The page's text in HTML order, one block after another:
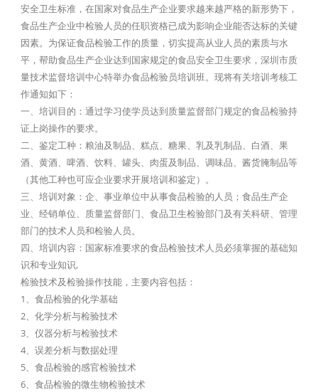
安全卫生标准，在国家对食品生产企业要求越来越严格的新形势下，
食品生产企业中检验人员的任职资格已成为影响企业能否达标的关键
因素。为保证食品检验工作的质量，切实提高从业人员的素质与水
平，帮助食品生产企业达到国家规定的食品安全卫生要求，深圳市质
量技术监督培训中心特举办食品检验员培训班。现将有关培训考核工
作通知如下：
一、培训目的：通过学习使学员达到质量监督部门规定的食品检验持
证上岗操作的要求。
二、鉴定工种：粮油及制品、糕点、糖果、乳及乳制品、白酒、果
酒、黄酒、啤酒、饮料、罐头、肉蛋及制品、调味品、酱货腌制品等
（其他工种也可应企业要求开展培训和鉴定）。
三、培训对象：企、事业单位中从事食品检验的人员；食品生产企
业、经销单位、质量监督部门、食品卫生检验部门及有关科研、管理
部门的技术人员和检验人员。
四、培训内容：国家标准要求的食品检验技术人员必须掌握的基础知
识和专业知识,
检验技术及检验操作技能，主要内容包括：
1、食品检验的化学基础
2、化学分析与检验技术
3、仪器分析与检验技术
4、误差分析与数据处理
5、食品检验的感官检验技术
6、食品检验的微生物检验技术